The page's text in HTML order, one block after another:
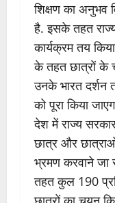
शिक्षण का अनुभव
है. इसके तहत
कार्यक्रम तय
के तहत छात्रों
उनके भारत दर्शन
को पूरा किया
देश में राज्य
छात्र और
भ्रमण करवाने जा
तहत कुल 190